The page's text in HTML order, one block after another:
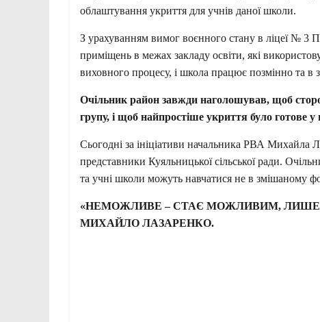
облаштування укриття для учнів даної школи.
З урахуванням вимог воєнного стану в ліцеї № 3
приміщень в межах закладу освіти, які
виховного процесу, і школа працює позмінно та в
Очільник район завжди наголошував, щоб
групу, і щоб найпростіше укриття було готове
Сьогодні за ініціативи начальника РВА Михайла
представники Куяльницької сільської ради.
та учні школи можуть навчатися не в змішаному
«НЕМОЖЛИВЕ – СТАЄ МОЖЛИВИМ, ЛИШЕ
МИХАЙЛО ЛАЗАРЕНКО.